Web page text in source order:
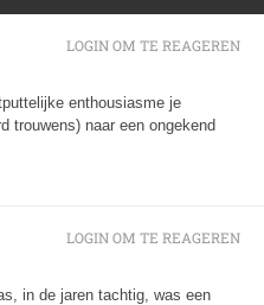
enthousiasme je
trouwens) naar een ongekend
LOGIN OM TE REAGEREN
in de jaren tachtig, was een
LOGIN OM TE REAGEREN